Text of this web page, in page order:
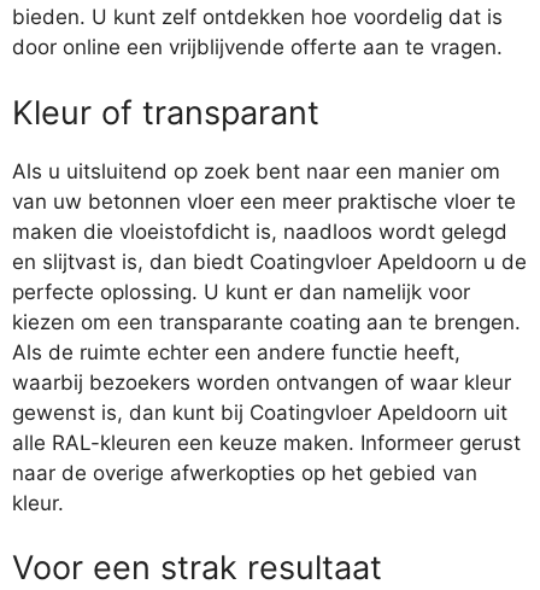
bieden. U kunt zelf ontdekken hoe voordelig dat is
door online een vrijblijvende offerte aan te vragen.
Kleur of transparant
Als u uitsluitend op zoek bent naar een manier om
van uw betonnen vloer een meer praktische vloer te
maken die vloeistofdicht is, naadloos wordt gelegd
en slijtvast is, dan biedt Coatingvloer Apeldoorn u de
perfecte oplossing. U kunt er dan namelijk voor
kiezen om een transparante coating aan te brengen.
Als de ruimte echter een andere functie heeft,
waarbij bezoekers worden ontvangen of waar kleur
gewenst is, dan kunt bij Coatingvloer Apeldoorn uit
alle RAL-kleuren een keuze maken. Informeer gerust
naar de overige afwerkopties op het gebied van
kleur.
Voor een strak resultaat